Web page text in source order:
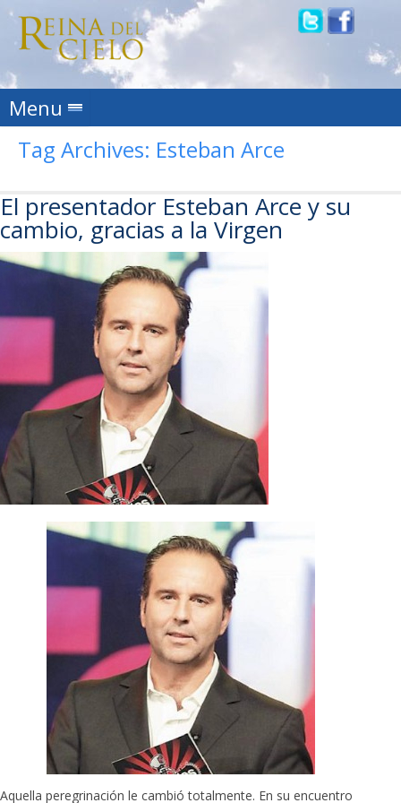
Menu Skip to content
Tag Archives: Esteban Arce
El presentador Esteban Arce y su
cambio, gracias a la Virgen
Aquella peregrinación le cambió totalmente. En su encuentro